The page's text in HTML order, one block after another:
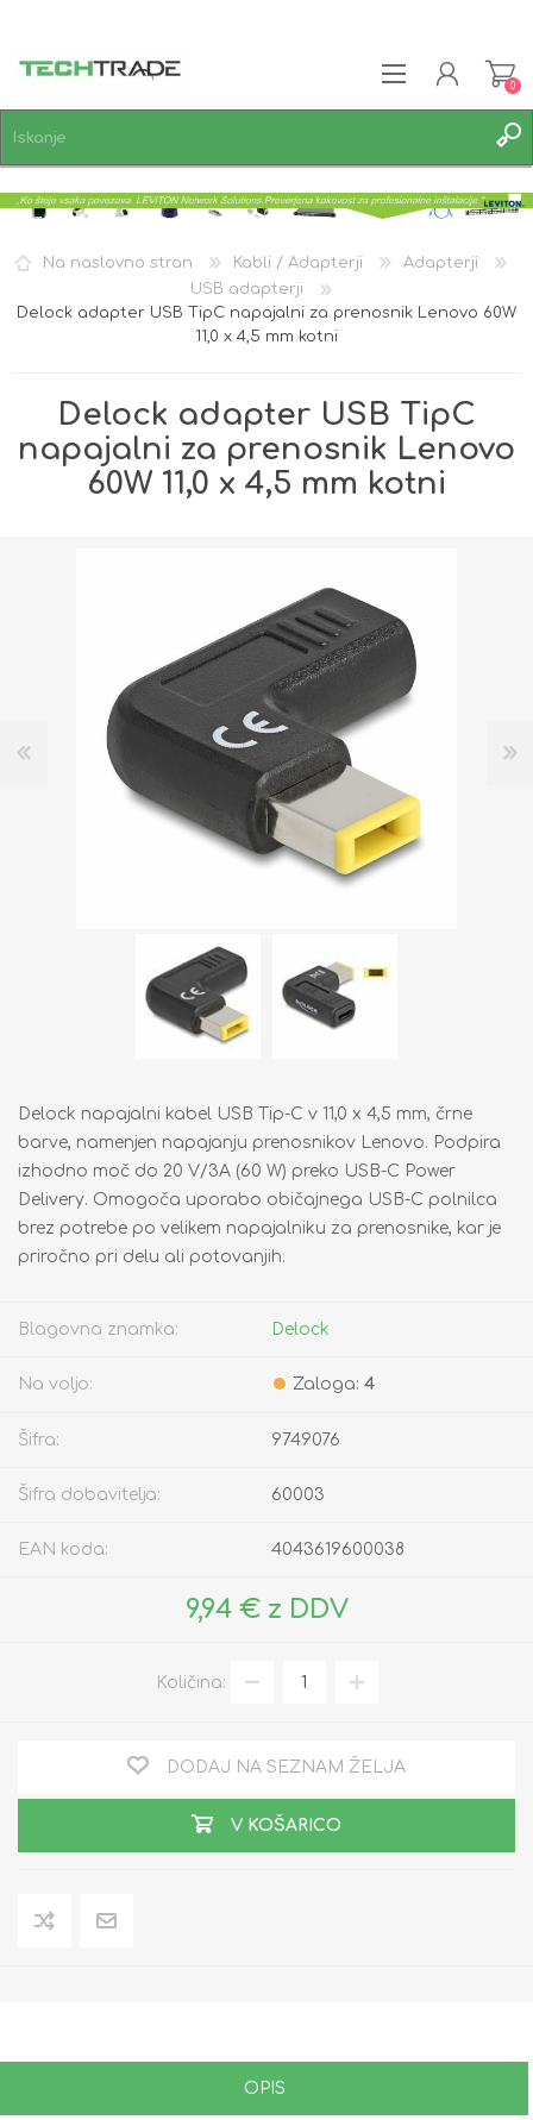
PRIJAVA
0
Na naslovno stran Kabli / Adapterji
Adapterji
USB adapterji
Delock adapter USB TipC napajalni za prenosnik Lenovo 60W
11,0 x 4,5 mm kotni
Delock adapter USB TipC
napajalni za prenosnik Lenovo
60W 11,0 x 4,5 mm kotni
Delock napajalni kabel USB Tip-C v 11,0 x 4,5 mm, črne
barve, namenjen napajanju prenosnikov Lenovo. Podpira
izhodno moč do 20 V/3A (60 W) preko USB-C Power
Delivery. Omogoča uporabo običajnega USB-C polnilca
brez potrebe po velikem napajalniku za prenosnike, kar je
priročno pri delu ali potovanjih.
Blagovna znamka: Delock
Na voljo: Zaloga: 4
Šifra: 9749076
Šifra dobavitelja: 60003
EAN koda: 4043619600038
9,94 € z DDV
Količina:
DODAJ NA SEZNAM ŽELJA
V KOŠARICO
OPIS